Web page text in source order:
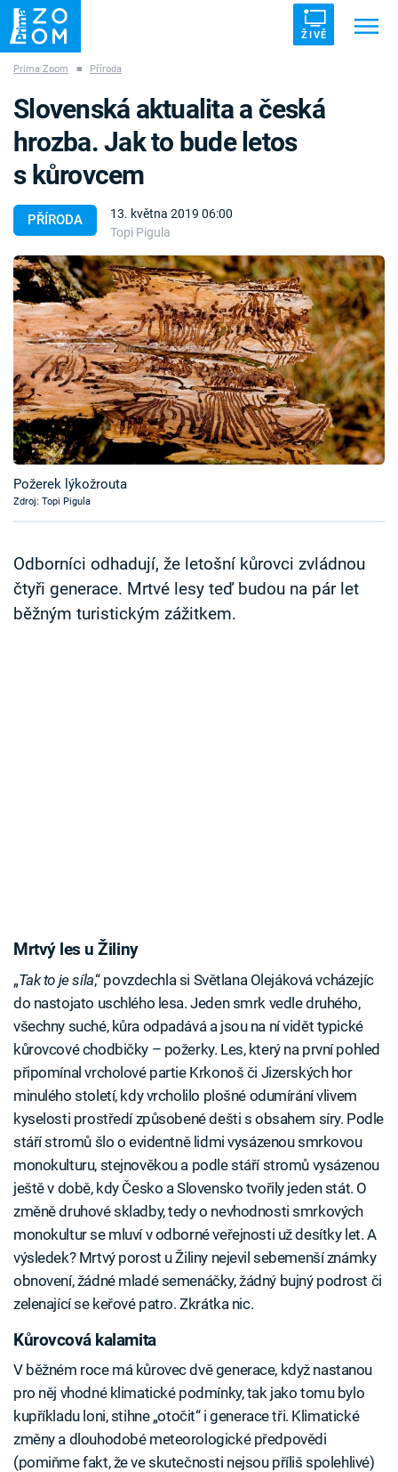
ŽIVĚ
ZÁHADY VETŘELCI DÁVNOVĚKU
Témata
Témata
Pořady
TV Program
Časopis
Sledujte prima+
Sledujte nás
Prima Zoom ■ Příroda
PŘÍRODA
13. května 2019 06:00
Topi Pigula
Slovenská aktualita a česká
hrozba. Jak to bude letos
s kůrovcem
Požerek lýkožrouta
Zdroj: Topi Pigula
Odborníci odhadují, že letošní kůrovci zvládnou
čtyři generace. Mrtvé lesy teď budou na pár let
běžným turistickým zážitkem.
Mrtvý les u Žiliny
„Tak to je síla,“ povzdechla si Světlana Olejáková vcházejíc
do nastojato uschlého lesa. Jeden smrk vedle druhého,
všechny suché, kůra odpadává a jsou na ní vidět typické
kůrovcové chodbičky – požerky. Les, který na první pohled
připomínal vrcholové partie Krkonoš či Jizerských hor
minulého století, kdy vrcholilo plošné odumírání vlivem
kyselosti prostředí způsobené dešti s obsahem síry. Podle
stáří stromů šlo o evidentně lidmi vysázenou smrkovou
monokulturu, stejnověkou a podle stáří stromů vysázenou
ještě v době, kdy Česko a Slovensko tvořily jeden stát. O
změně druhové skladby, tedy o nevhodnosti smrkových
monokultur se mluví v odborné veřejnosti už desítky let. A
výsledek? Mrtvý porost u Žiliny nejevil sebemenší známky
obnovení, žádné mladé semenáčky, žádný bujný podrost či
zelenající se keřové patro. Zkrátka nic.
Kůrovcová kalamita
V běžném roce má kůrovec dvě generace, když nastanou
pro něj vhodné klimatické podmínky, tak jako tomu bylo
kupříkladu loni, stihne „otočit“ i generace tři. Klimatické
změny a dlouhodobé meteorologické předpovědi
(pomiňme fakt, že ve skutečnosti nejsou příliš spolehlivé)